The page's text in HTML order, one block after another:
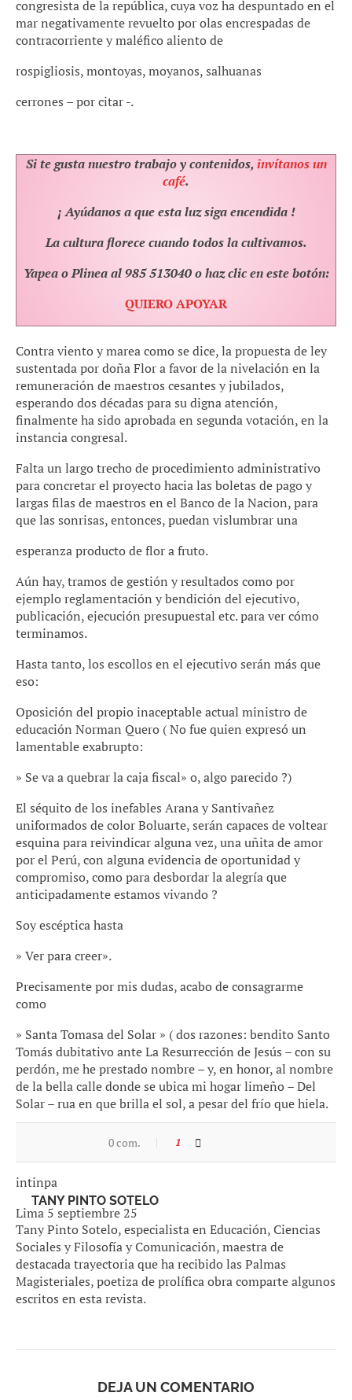
congresista de la república, cuya voz ha despuntado en el
mar negativamente revuelto por olas encrespadas de
contracorriente y maléfico aliento de
rospigliosis, montoyas, moyanos, salhuanas
cerrones – por citar -.
Si te gusta nuestro trabajo y contenidos,invítanos un
café.
¡ Ayúdanos a que esta luz siga encendida !
La cultura florece cuando todos la cultivamos.
Yapea o Plinea al 985 513040 o haz clic en este botón:
QUIERO APOYAR
Contra viento y marea como se dice, la propuesta de ley
sustentada por doña Flor a favor de la nivelación en la
remuneración de maestros cesantes y jubilados,
esperando dos décadas para su digna atención,
finalmente ha sido aprobada en segunda votación, en la
instancia congresal.
Falta un largo trecho de procedimiento administrativo
para concretar el proyecto hacia las boletas de pago y
largas filas de maestros en el Banco de la Nacion, para
que las sonrisas, entonces, puedan vislumbrar una
esperanza producto de flor a fruto.
Aún hay, tramos de gestión y resultados como por
ejemplo reglamentación y bendición del ejecutivo,
publicación, ejecución presupuestal etc. para ver cómo
terminamos.
Hasta tanto, los escollos en el ejecutivo serán más que
eso:
Oposición del propio inaceptable actual ministro de
educación Norman Quero ( No fue quien expresó un
lamentable exabrupto:
» Se va a quebrar la caja fiscal» o, algo parecido ?)
El séquito de los inefables Arana y Santivañez
uniformados de color Boluarte, serán capaces de voltear
esquina para reivindicar alguna vez, una uñita de amor
por el Perú, con alguna evidencia de oportunidad y
compromiso, como para desbordar la alegría que
anticipadamente estamos vivando ?
Soy escéptica hasta
» Ver para creer».
Precisamente por mis dudas, acabo de consagrarme
como
» Santa Tomasa del Solar » ( dos razones: bendito Santo
Tomás dubitativo ante La Resurrección de Jesús – con su
perdón, me he prestado nombre – y, en honor, al nombre
de la bella calle donde se ubica mi hogar limeño – Del
Solar – rua en que brilla el sol, a pesar del frío que hiela.
Ojalá se desbarate mi santidad; prefiero realidades que
intinpa
Lima 5 septiembre 25
0 com. 1
TANY PINTO SOTELO
Tany Pinto Sotelo, especialista en Educación, Ciencias
Sociales y Filosofía y Comunicación, maestra de
destacada trayectoria que ha recibido las Palmas
Magisteriales, poetiza de prolífica obra comparte algunos
escritos en esta revista.
DEJA UN COMENTARIO